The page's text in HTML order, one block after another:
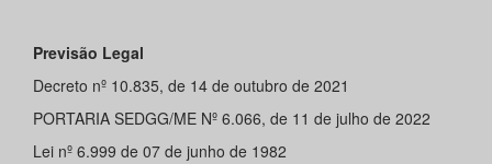
Previsão Legal
Decreto nº 10.835, de 14 de outubro de 2021
PORTARIA SEDGG/ME Nº 6.066, de 11 de julho de 2022
Lei nº 6.999 de 07 de junho de 1982